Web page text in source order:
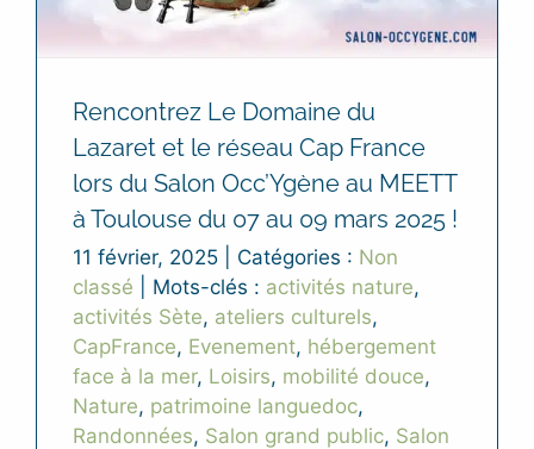
Rencontrez Le Domaine du
Lazaret et le réseau Cap France
lors du Salon Occ’Ygène au MEETT
à Toulouse du 07 au 09 mars 2025 !
11 février, 2025 Catégories : Non
classé
Mots-clés : activités nature,
activités Sète, ateliers culturels,
CapFrance, Evenement, hébergement
face à la mer, Loisirs, mobilité douce,
Nature, patrimoine languedoc,
Randonnées, Salon grand public, Salon